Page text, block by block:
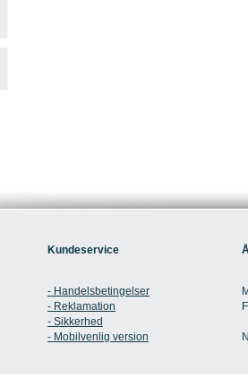
Kundeservice
- Handelsbetingelser
- Reklamation
- Sikkerhed
- Mobilvenlig version